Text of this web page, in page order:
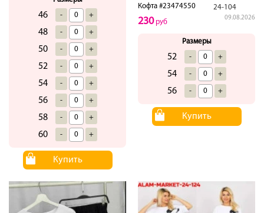
46 - +
48 - +
50 - +
52 - +
54 - +
56 - +
58 - +
60 - +
Купить
Кофта #23474550 24-104
09.08.2026
230руб
Размеры
52 - +
54 - +
56 - +
Купить